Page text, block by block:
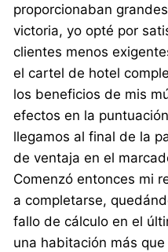
proporcionaban
victoria, yo opté por
clientes menos
el cartel de hotel
los beneficios de mis
efectos en la
llegamos al final de la
de ventaja en el
Comenzó entonces mi
a completarse,
fallo de cálculo en el
una habitación más